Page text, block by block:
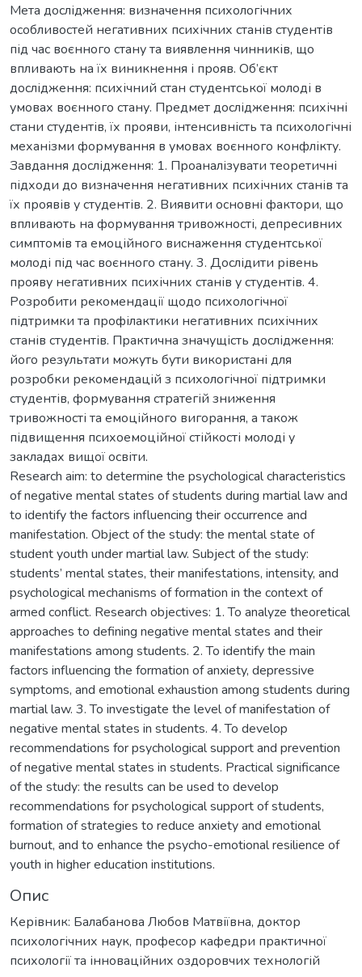
Мета дослідження: визначення психологічних
особливостей негативних психічних станів студентів
під час воєнного стану та виявлення чинників, що
впливають на їх виникнення і прояв. Об’єкт
дослідження: психічний стан студентської молоді в
умовах воєнного стану. Предмет дослідження: психічні
стани студентів, їх прояви, інтенсивність та психологічні
механізми формування в умовах воєнного конфлікту.
Завдання дослідження: 1. Проаналізувати теоретичні
підходи до визначення негативних психічних станів та
їх проявів у студентів. 2. Виявити основні фактори, що
впливають на формування тривожності, депресивних
симптомів та емоційного виснаження студентської
молоді під час воєнного стану. 3. Дослідити рівень
прояву негативних психічних станів у студентів. 4.
Розробити рекомендації щодо психологічної
підтримки та профілактики негативних психічних
станів студентів. Практична значущість дослідження:
його результати можуть бути використані для
розробки рекомендацій з психологічної підтримки
студентів, формування стратегій зниження
тривожності та емоційного вигорання, а також
підвищення психоемоційної стійкості молоді у
закладах вищої освіти.
Research aim: to determine the psychological characteristics
of negative mental states of students during martial law and
to identify the factors influencing their occurrence and
manifestation. Object of the study: the mental state of
student youth under martial law. Subject of the study:
students’ mental states, their manifestations, intensity, and
psychological mechanisms of formation in the context of
armed conflict. Research objectives: 1. To analyze theoretical
approaches to defining negative mental states and their
manifestations among students. 2. To identify the main
factors influencing the formation of anxiety, depressive
symptoms, and emotional exhaustion among students during
martial law. 3. To investigate the level of manifestation of
negative mental states in students. 4. To develop
recommendations for psychological support and prevention
of negative mental states in students. Practical significance
of the study: the results can be used to develop
recommendations for psychological support of students,
formation of strategies to reduce anxiety and emotional
burnout, and to enhance the psycho-emotional resilience of
youth in higher education institutions.
Опис
Керівник: Балабанова Любов Матвіївна, доктор
психологічних наук, професор кафедри практичної
психології та інноваційних оздоровчих технологій